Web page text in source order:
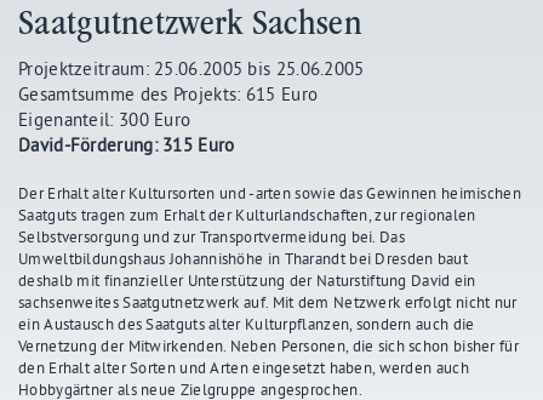
Saatgutnetzwerk Sachsen
Projektzeitraum: 25.06.2005 bis 25.06.2005
Gesamtsumme des Projekts: 615 Euro
Eigenanteil: 300 Euro
David-Förderung: 315 Euro
Der Erhalt alter Kultursorten und -arten sowie das Gewinnen heimischen
Saatguts tragen zum Erhalt der Kulturlandschaften, zur regionalen
Selbstversorgung und zur Transportvermeidung bei. Das
Umweltbildungshaus Johannishöhe in Tharandt bei Dresden baut
deshalb mit finanzieller Unterstützung der Naturstiftung David ein
sachsenweites Saatgutnetzwerk auf. Mit dem Netzwerk erfolgt nicht nur
ein Austausch des Saatguts alter Kulturpflanzen, sondern auch die
Vernetzung der Mitwirkenden. Neben Personen, die sich schon bisher für
den Erhalt alter Sorten und Arten eingesetzt haben, werden auch
Hobbygärtner als neue Zielgruppe angesprochen.